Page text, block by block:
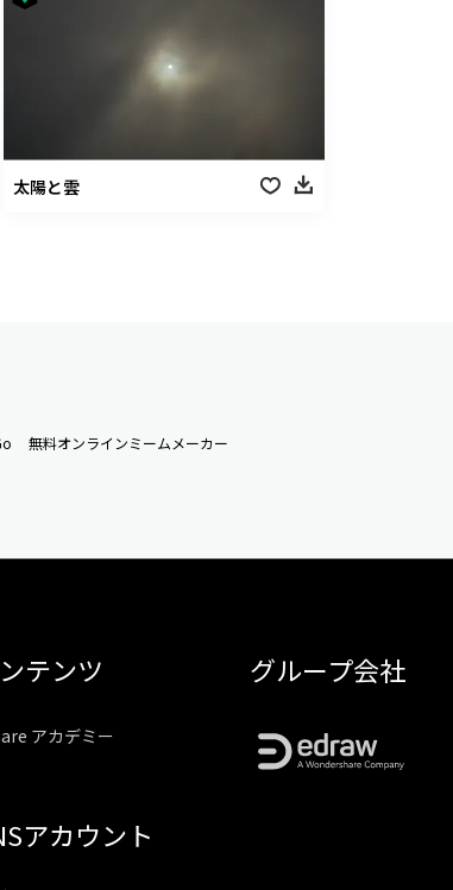
太陽と雲
無料オンラインミームメーカー
テンツ
アカデミー
アカウント
グループ会社